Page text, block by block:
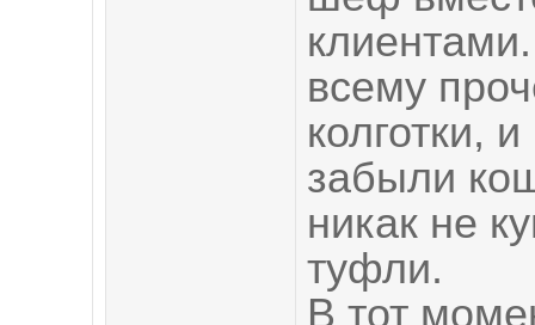
всему
колготки,
забыли
никак не
туфли.
В тот